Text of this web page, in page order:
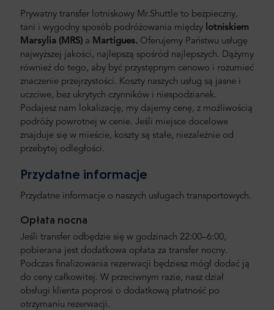
Prywatny transfer lotniskowy Mr.Shuttle to bezpieczny,
tani i wygodny sposób podróżowania między lotniskiem
Marsylia (MRS) a Martigues. Oferujemy Państwu usługę
najwyższej jakości, najlepszą spośród najlepszych. Dążymy
również do tego, aby być przystępnym cenowo i rozumieć
znaczenie przejrzystości. Koszty naszych usług są jasne i
uczciwe, bez ukrytych czynników i niespodzianek.
Podajesz nam lokalizację, my dajemy cenę, z możliwością
podróży powrotnej w cenie. Jeśli miejsce docelowe
znajduje się w mieście, koszty są stałe, niezależnie od
przebytej odległości.
Przydatne informacje
Przydatne informacje o naszych usługach transportowych.
Opłata nocna
Jeśli transfer odbędzie się w godzinach 22:00–6:00,
pobierana jest dodatkowa opłata za transfer nocny.
Podczas finalizowania rezerwacji będziesz mógł dodać ją
do ceny całkowitej. W przeciwnym razie, nasz dział
obsługi klienta poprosi o dodatkową płatność po
otrzymaniu rezerwacji.